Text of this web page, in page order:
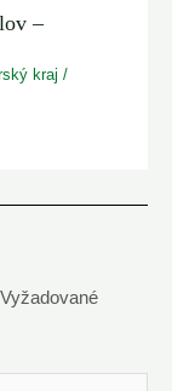
–
kraj /
Vyžadované